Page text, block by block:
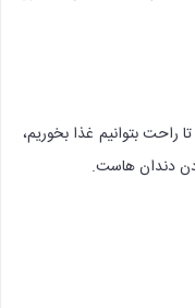
بتوانیم غذا بخوریم،
دندان هاست.